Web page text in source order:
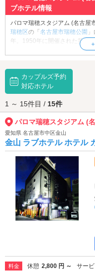
ブホテル情報
パロマ瑞穂スタジアム (名古屋
瑞穂区の「 名古屋市瑞穂公園
年。1950年に開催された第5
設けられました。これまでに
学校サッカー選手権大会の愛
ジア競技大会ではメインスタジ
り、これに向けた改築工事が行
ムで観戦デートなんていかがで
パロマ瑞穂スタジアム (名古屋
ラブホテルからもアクセスが便
カップルズ予約
対応ホテル
1 ～ 15件目 / 15件
パロマ瑞穂スタジアム (
愛知県 名古屋市中区金山
金山 ラブホテル ホテル
料金 休憩 2,800 円 ～ サー